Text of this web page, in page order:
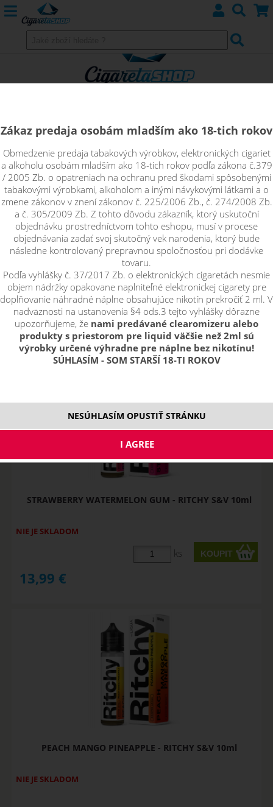
Shake&Vape LIQUA Mix&Go a
RITCHY
Řadit podle:
pouze skladem
Filtr dostupnosti
nie je skladom
nie je skladom
Skladem
skladom
STRAWBERRY WATERMELON GUM - RITCHY S&V 10ml
NIE JE SKLADOM
ks
13,99 €
PEACH MANGO PINEAPPLE - RITCHY S&V 10ml
NIE JE SKLADOM
Zákaz predaja osobám mladším ako 18-tich rokov
Obmedzenie predaja tabakových výrobkov, elektronických cigariet
a alkoholu osobám mladším ako 18-tich rokov podľa zákona č.379
/ 2005 Zb. o opatreniach na ochranu pred škodami spôsobenými
tabakovými výrobkami, alkoholom a inými návykovými látkami a o
zmene zákonov v znení zákonov č. 225/2006 Zb., č. 274/2008 Zb.
a č. 305/2009 Zb. Z tohto dôvodu zákazník, ktorý uskutoční
objednávku prostredníctvom tohto eshopu, musí v procese
objednávania zadať svoj skutočný vek narodenia, ktorý bude
následne kontrolovaný prepravnou spoločnosťou pri dodávke
tovaru.
Podľa vyhlášky č. 37/2017 Zb. o elektronických cigaretách nesmie
objem nádržky opakovane naplniteľné elektronickej cigarety pre
doplňovanie náhradné náplne obsahujúce nikotín prekročiť 2 ml. V
nadväznosti na ustanovenia §4 ods.3 tejto vyhlášky dôrazne
upozorňujeme, že nami predávané clearomizeru alebo
produkty s priestorom pre liquid väčšie než 2ml sú
výrobky určené výhradne pre náplne bez nikotínu!
SÚHLASÍM - SOM STARŠÍ 18-TI ROKOV
NESÚHLASÍM OPUSTIŤ STRÁNKU